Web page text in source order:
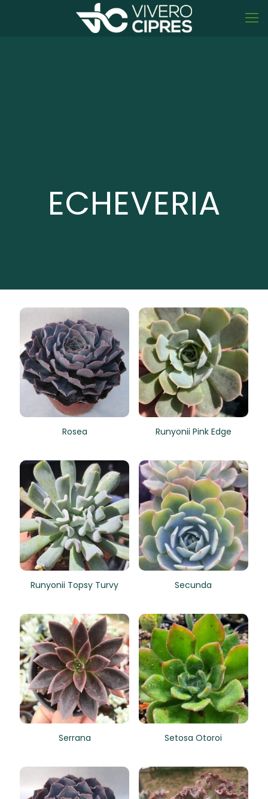
ECHEVERIA
Rosea Runyonii Pink Edge
Runyonii Topsy Turvy Secunda
Serrana Setosa Otoroi